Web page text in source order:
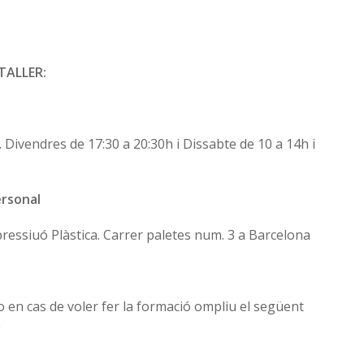
. Divendres de 17:30 a 20:30h i Dissabte de 10 a 14h i
Plàstica. Carrer paletes num. 3 a Barcelona
en cas de voler fer la formació ompliu el següent